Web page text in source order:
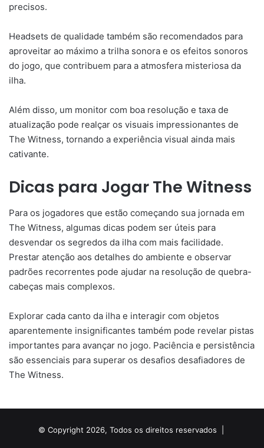
precisos.
Headsets de qualidade também são recomendados para
aproveitar ao máximo a trilha sonora e os efeitos sonoros
do jogo, que contribuem para a atmosfera misteriosa da
ilha.
Além disso, um monitor com boa resolução e taxa de
atualização pode realçar os visuais impressionantes de
The Witness, tornando a experiência visual ainda mais
cativante.
Dicas para Jogar The Witness
Para os jogadores que estão começando sua jornada em
The Witness, algumas dicas podem ser úteis para
desvendar os segredos da ilha com mais facilidade.
Prestar atenção aos detalhes do ambiente e observar
padrões recorrentes pode ajudar na resolução de quebra-
cabeças mais complexos.
Explorar cada canto da ilha e interagir com objetos
aparentemente insignificantes também pode revelar pistas
importantes para avançar no jogo. Paciência e persistência
são essenciais para superar os desafios desafiadores de
The Witness.
© Copyright 2026, Todos os direitos reservados |